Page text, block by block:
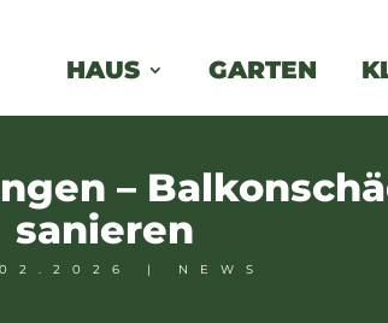
HAUS GARTEN
–
sanieren
| NEWS